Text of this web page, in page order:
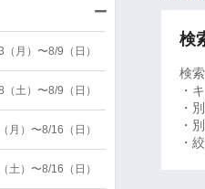
検
検
・
・
・
・
（月）〜8/9（日）
（土）〜8/9（日）
月）〜8/16（日）
土）〜8/16（日）